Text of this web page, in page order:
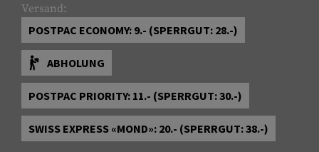
Versand:
POSTPAC ECONOMY: 9.- (SPERRGUT: 28.-)
ABHOLUNG
POSTPAC PRIORITY: 11.- (SPERRGUT: 30.-)
SWISS EXPRESS «MOND»: 20.- (SPERRGUT: 38.-)